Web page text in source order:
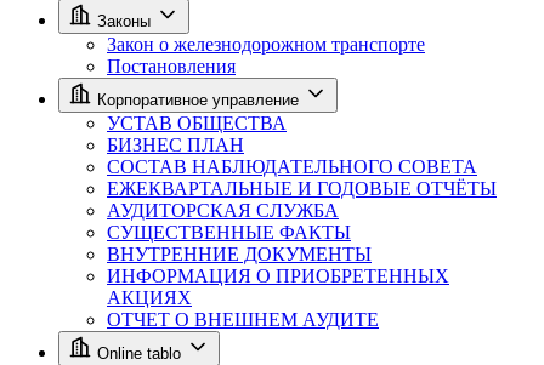
Законы
Закон о железнодорожном транспорте
Постановления
Корпоративное управление
УСТАВ ОБЩЕСТВА
БИЗНЕС ПЛАН
СОСТАВ НАБЛЮДАТЕЛЬНОГО СОВЕТА
ЕЖЕКВАРТАЛЬНЫЕ И ГОДОВЫЕ ОТЧЁТЫ
АУДИТОРСКАЯ СЛУЖБА
СУЩЕСТВЕННЫЕ ФАКТЫ
ВНУТРЕННИЕ ДОКУМЕНТЫ
ИНФОРМАЦИЯ О ПРИОБРЕТЕННЫХ
АКЦИЯХ
ОТЧЕТ О ВНЕШНЕМ АУДИТЕ
Online tablo